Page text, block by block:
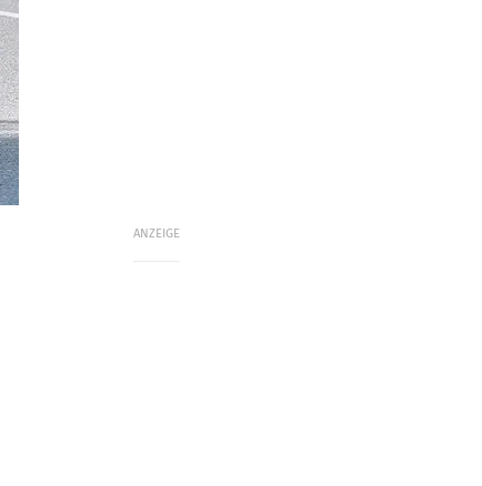
ANZEIGE